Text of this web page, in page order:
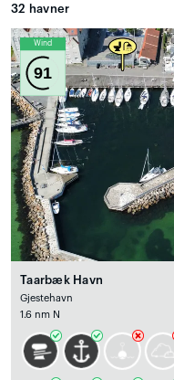
32 havner
Wind
91
Taarbæk Havn
Gjestehavn
1.6 nm N